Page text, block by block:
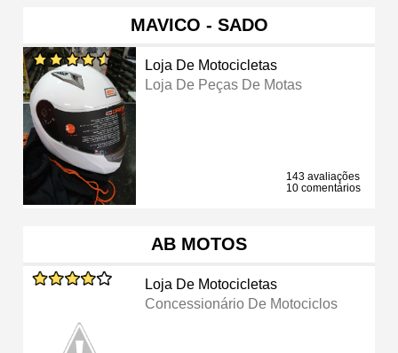
MAVICO - SADO
Loja De Motocicletas
Loja De Peças De Motas
143 avaliações
10 comentários
AB MOTOS
Loja De Motocicletas
Concessionário De Motociclos